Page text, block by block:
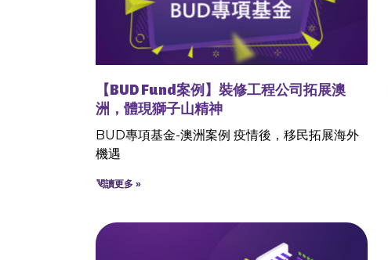
【BUD Fund案例】裝修工程公司拓展澳
洲，體現獅子山精神
BUD專項基金-澳洲案例 疫情後，移民拓展海外
機遇
閱讀更多 »